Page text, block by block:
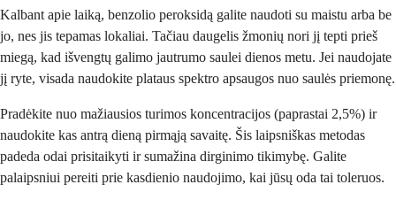
Kalbant apie laiką, benzolio peroksidą galite naudoti su maistu arba be
jo, nes jis tepamas lokaliai. Tačiau daugelis žmonių nori jį tepti prieš
miegą, kad išvengtų galimo jautrumo saulei dienos metu. Jei naudojate
jį ryte, visada naudokite plataus spektro apsaugos nuo saulės priemonę.
Pradėkite nuo mažiausios turimos koncentracijos (paprastai 2,5%) ir
naudokite kas antrą dieną pirmąją savaitę. Šis laipsniškas metodas
padeda odai prisitaikyti ir sumažina dirginimo tikimybę. Galite
palaipsniui pereiti prie kasdienio naudojimo, kai jūsų oda tai toleruos.